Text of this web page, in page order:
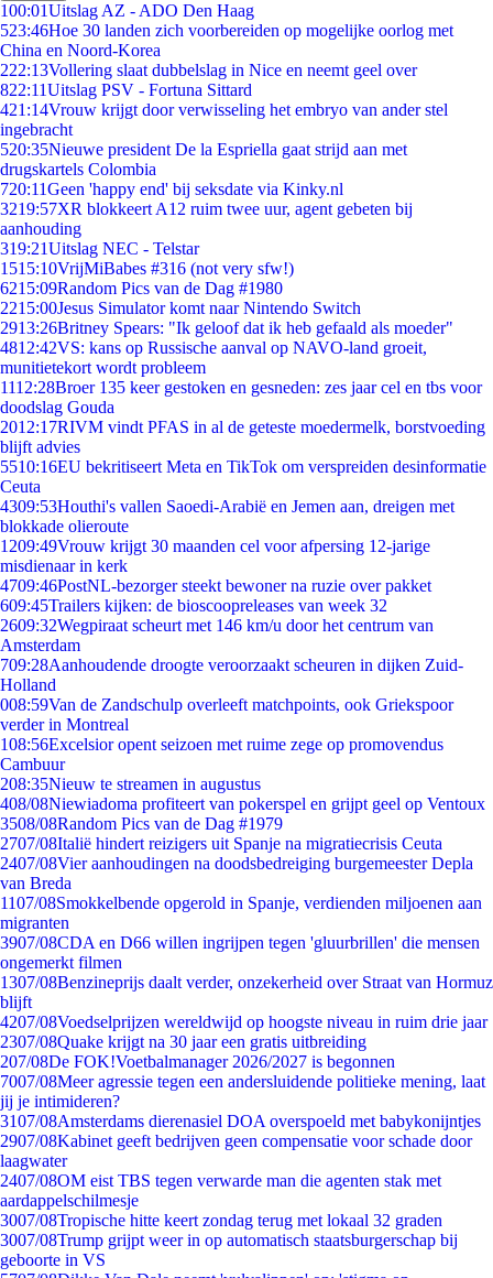
100:01Uitslag AZ - ADO Den Haag
523:46Hoe 30 landen zich voorbereiden op mogelijke oorlog met
China en Noord-Korea
222:13Vollering slaat dubbelslag in Nice en neemt geel over
822:11Uitslag PSV - Fortuna Sittard
421:14Vrouw krijgt door verwisseling het embryo van ander stel
ingebracht
520:35Nieuwe president De la Espriella gaat strijd aan met
drugskartels Colombia
720:11Geen 'happy end' bij seksdate via Kinky.nl
3219:57XR blokkeert A12 ruim twee uur, agent gebeten bij
aanhouding
319:21Uitslag NEC - Telstar
1515:10VrijMiBabes #316 (not very sfw!)
6215:09Random Pics van de Dag #1980
2215:00Jesus Simulator komt naar Nintendo Switch
2913:26Britney Spears: "Ik geloof dat ik heb gefaald als moeder"
4812:42VS: kans op Russische aanval op NAVO-land groeit,
munitietekort wordt probleem
1112:28Broer 135 keer gestoken en gesneden: zes jaar cel en tbs voor
doodslag Gouda
2012:17RIVM vindt PFAS in al de geteste moedermelk, borstvoeding
blijft advies
5510:16EU bekritiseert Meta en TikTok om verspreiden desinformatie
Ceuta
4309:53Houthi's vallen Saoedi-Arabië en Jemen aan, dreigen met
blokkade olieroute
1209:49Vrouw krijgt 30 maanden cel voor afpersing 12-jarige
misdienaar in kerk
4709:46PostNL-bezorger steekt bewoner na ruzie over pakket
609:45Trailers kijken: de bioscoopreleases van week 32
2609:32Wegpiraat scheurt met 146 km/u door het centrum van
Amsterdam
709:28Aanhoudende droogte veroorzaakt scheuren in dijken Zuid-
Holland
008:59Van de Zandschulp overleeft matchpoints, ook Griekspoor
verder in Montreal
108:56Excelsior opent seizoen met ruime zege op promovendus
Cambuur
208:35Nieuw te streamen in augustus
408/08Niewiadoma profiteert van pokerspel en grijpt geel op Ventoux
3508/08Random Pics van de Dag #1979
2707/08Italië hindert reizigers uit Spanje na migratiecrisis Ceuta
2407/08Vier aanhoudingen na doodsbedreiging burgemeester Depla
van Breda
1107/08Smokkelbende opgerold in Spanje, verdienden miljoenen aan
migranten
3907/08CDA en D66 willen ingrijpen tegen 'gluurbrillen' die mensen
ongemerkt filmen
1307/08Benzineprijs daalt verder, onzekerheid over Straat van Hormuz
blijft
4207/08Voedselprijzen wereldwijd op hoogste niveau in ruim drie jaar
2307/08Quake krijgt na 30 jaar een gratis uitbreiding
207/08De FOK!Voetbalmanager 2026/2027 is begonnen
7007/08Meer agressie tegen een andersluidende politieke mening, laat
jij je intimideren?
3107/08Amsterdams dierenasiel DOA overspoeld met babykonijntjes
2907/08Kabinet geeft bedrijven geen compensatie voor schade door
laagwater
2407/08OM eist TBS tegen verwarde man die agenten stak met
aardappelschilmesje
3007/08Tropische hitte keert zondag terug met lokaal 32 graden
3007/08Trump grijpt weer in op automatisch staatsburgerschap bij
geboorte in VS